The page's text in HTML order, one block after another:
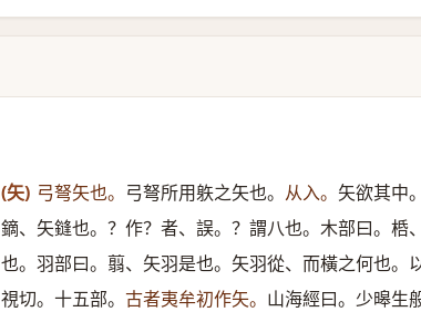
(矢) 弓弩矢也。 弓弩所用䠶之矢也。 从入。 矢欲其中。
鏑、矢鏠也。？作？者、誤。？謂八也。木部曰。桰
也。羽部曰。翦、矢羽是也。矢羽從、而橫之何也。
視切。十五部。 古者夷牟初作矢。 山海經曰。少暤生